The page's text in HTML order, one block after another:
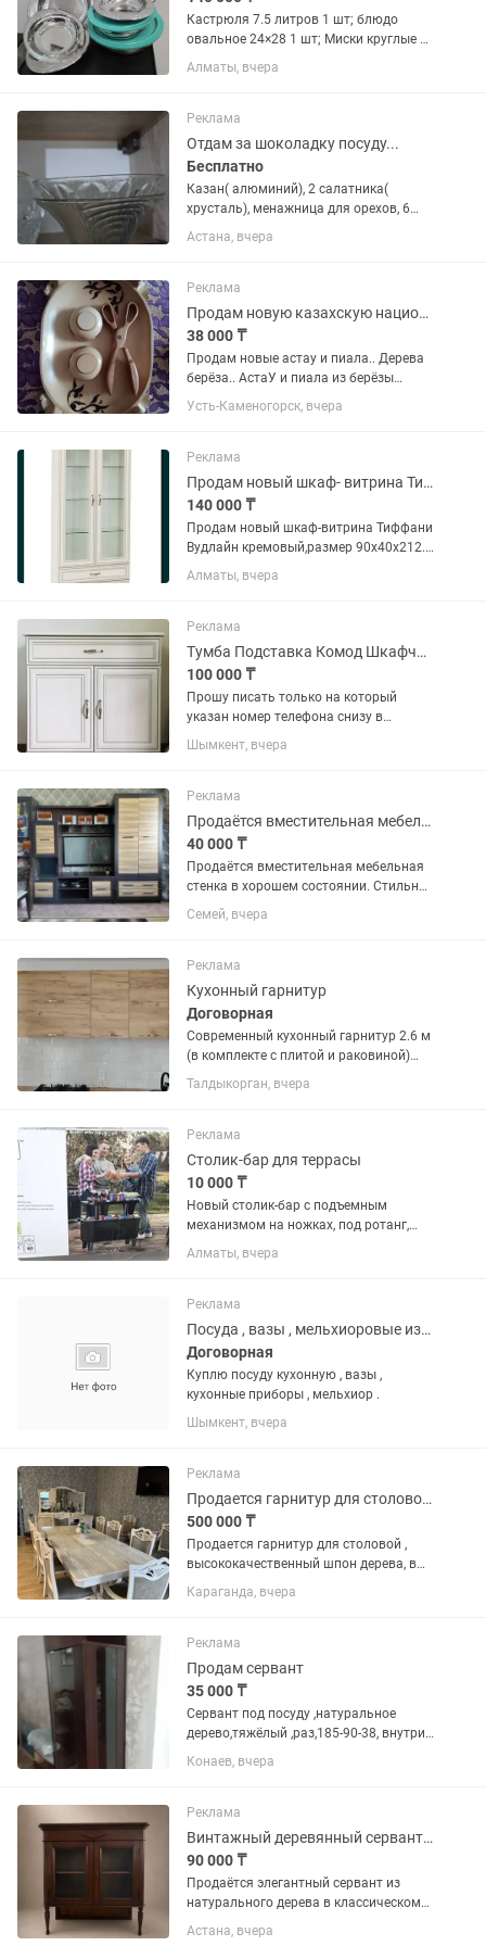
Кастрюля 7.5 литров 1 шт; блюдо
овальное 24×28 1 шт; Миски круглые с
крышкой глубокие: 24×20 1 шт и 24×28
1 шт; миски овальные без крышек
шт, и 28×34 1 шт,...
Алматы, вчера
Реклама
Отдам за шоколадку посуду...
Бесплатно
Казан( алюминий), 2 салатника(
хрусталь), менажница для орехов, 6
больших тарелок...
Астана, вчера
Реклама
Продам новую казахскую национальную посуду, астау и пиала
38 000 ₸
Продам новые астау и пиала.. Дерева
берёза.. АстаУ и пиала из берёзы
сделано. Астану на ножках, ручки есть
по бокам. Есть украшения в виде
ширина 36см.. Можно...
Усть-Каменогорск, вчера
Реклама
Продам новый шкаф- витрина Тиффани Вудлайн кремовый
140 000 ₸
Продам новый шкаф-витрина Тиффани
Вудлайн кремовый,размер 90х40х212.
Внутри полки стеклянные. Любая
посуда на них будет смотреться
торг.
Алматы, вчера
Реклама
Тумба Подставка Комод Шкафчик Беларусь Мебель
100 000 ₸
Прошу писать только на который
указан номер телефона снизу в
объявлении. Страна производства:
Беларусь; Назначение: универсальная;
предназначен как тумба под ТВ, во...
Шымкент, вчера
Реклама
Продаётся вместительная мебельная стенка-шкаф в хорошем состоянии.
40 000 ₸
Продаётся вместительная мебельная
стенка в хорошем состоянии. Стильное
сочетание тёмного цвета с фактурой
дерева, отлично подойдёт для
вместительный шкаф с распашными...
Семей, вчера
Реклама
Кухонный гарнитур
Договорная
Современный кухонный гарнитур 2.6 м
(в комплекте с плитой и раковиной)
Описание: Продам стильный и
практичный кухонный гарнитур в
дизайн: низ выполнен в благородном...
Талдыкорган, вчера
Реклама
Столик-бар для террасы
10 000 ₸
Новый столик-бар с подъемным
механизмом на ножках, под ротанг,
коричневый, можно использовать как
холодильник или для храгения посуды
Алматы, вчера
Реклама
Посуда , вазы , мельхиоровые изделия
Договорная
Куплю посуду кухонную , вазы ,
кухонные приборы , мельхиор .
Шымкент, вчера
Реклама
Продается гарнитур для столовой , стол, 10 стульев , сервант , трюмо
500 000 ₸
Продается гарнитур для столовой ,
высококачественный шпон дерева, в
комплект входит , стол раздвижной
размер 240 -280 мм на 120 мм, также
, трюмо с зеркалом для...
Караганда, вчера
Реклама
Продам сервант
35 000 ₸
Сервант под посуду ,натуральное
дерево,тяжёлый ,раз,185-90-38, внутри
три стеклянные полки ,где зеркало
имеются боковые две стеклянные
Конаев, вчера
Реклама
Винтажный деревянный сервант со стеклянными дверцами
90 000 ₸
Продаётся элегантный сервант из
натурального дерева в классическом
стиле. Благородный тёплый оттенок,
изящные резные детали и фигурные
Астана, вчера